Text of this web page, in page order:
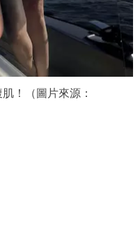
！（圖片來源：